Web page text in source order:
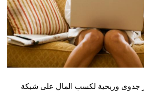
جدوى وربحية لكسب المال على شبكة